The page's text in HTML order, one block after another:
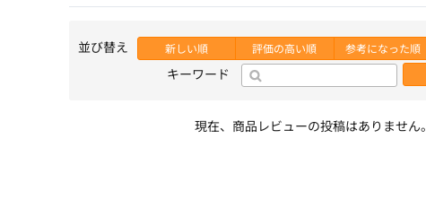
並び替え 新しい順 評価の高い順 参考になった順
キーワード
現在、商品レビューの投稿はありません。